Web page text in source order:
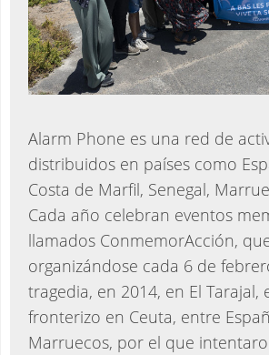
Alarm Phone es una red de
distribuidos en países como
Costa de Marfil, Senegal,
Cada año celebran eventos
llamados ConmemorAcción,
organizándose cada 6 de
tragedia, en 2014, en El Tarajal,
fronterizo en Ceuta, entre
Marruecos, por el que